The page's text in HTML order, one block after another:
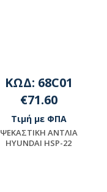
ΚΩΔ: 68C01
€71.60
Τιμή με ΦΠΑ
ΨEKAΣTIKH ANTΛIA
HYUNDAI HSP-22